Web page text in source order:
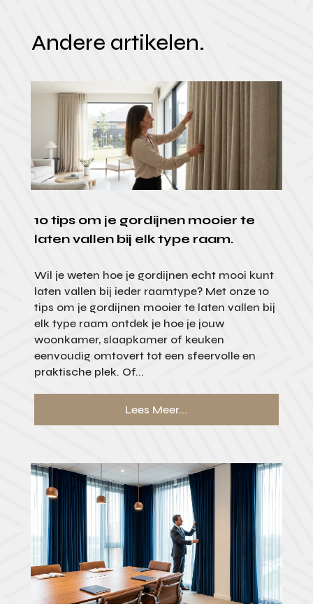
Andere artikelen.
10 tips om je gordijnen mooier te
laten vallen bij elk type raam.
Wil je weten hoe je gordijnen echt mooi kunt
laten vallen bij ieder raamtype? Met onze 10
tips om je gordijnen mooier te laten vallen bij
elk type raam ontdek je hoe je jouw
woonkamer, slaapkamer of keuken
eenvoudig omtovert tot een sfeervolle en
praktische plek. Of...
Lees Meer...